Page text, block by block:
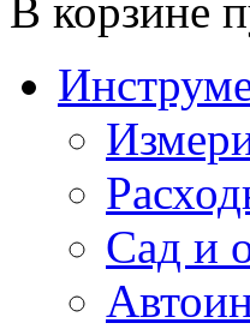
В корзине
Сад и